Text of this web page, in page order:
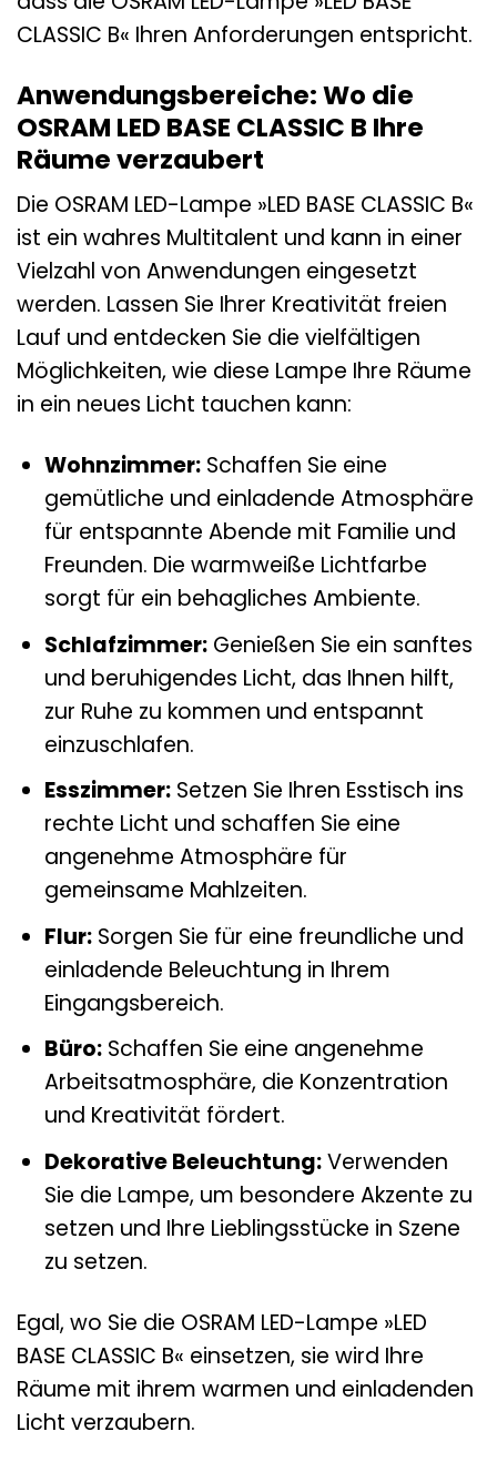
CLASSIC B« Ihren Anforderungen entspricht.
Anwendungsbereiche: Wo die
OSRAM LED BASE CLASSIC B Ihre
Räume verzaubert
Die OSRAM LED-Lampe »LED BASE CLASSIC B«
ist ein wahres Multitalent und kann in einer
Vielzahl von Anwendungen eingesetzt
werden. Lassen Sie Ihrer Kreativität freien
Lauf und entdecken Sie die vielfältigen
Möglichkeiten, wie diese Lampe Ihre Räume
in ein neues Licht tauchen kann:
Wohnzimmer:Schaffen Sie eine
gemütliche und einladende Atmosphäre
für entspannte Abende mit Familie und
Freunden. Die warmweiße Lichtfarbe
sorgt für ein behagliches Ambiente.
Schlafzimmer:Genießen Sie ein sanftes
und beruhigendes Licht, das Ihnen hilft,
zur Ruhe zu kommen und entspannt
einzuschlafen.
Esszimmer:Setzen Sie Ihren Esstisch ins
rechte Licht und schaffen Sie eine
angenehme Atmosphäre für
gemeinsame Mahlzeiten.
Flur:Sorgen Sie für eine freundliche und
einladende Beleuchtung in Ihrem
Eingangsbereich.
Büro:Schaffen Sie eine angenehme
Arbeitsatmosphäre, die Konzentration
und Kreativität fördert.
Dekorative Beleuchtung:Verwenden
Sie die Lampe, um besondere Akzente zu
setzen und Ihre Lieblingsstücke in Szene
zu setzen.
Egal, wo Sie die OSRAM LED-Lampe »LED
BASE CLASSIC B« einsetzen, sie wird Ihre
Räume mit ihrem warmen und einladenden
Licht verzaubern.